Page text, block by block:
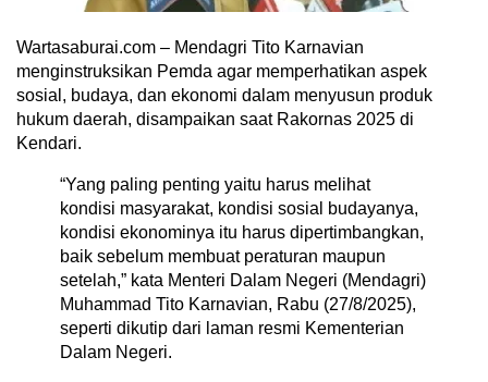
Wartasaburai.com – Mendagri Tito Karnavian
menginstruksikan Pemda agar memperhatikan aspek
sosial, budaya, dan ekonomi dalam menyusun produk
hukum daerah, disampaikan saat Rakornas 2025 di
Kendari.
“Yang paling penting yaitu harus melihat
kondisi masyarakat, kondisi sosial budayanya,
kondisi ekonominya itu harus dipertimbangkan,
baik sebelum membuat peraturan maupun
setelah,” kata Menteri Dalam Negeri (Mendagri)
Muhammad Tito Karnavian, Rabu (27/8/2025),
seperti dikutip dari laman resmi Kementerian
Dalam Negeri.